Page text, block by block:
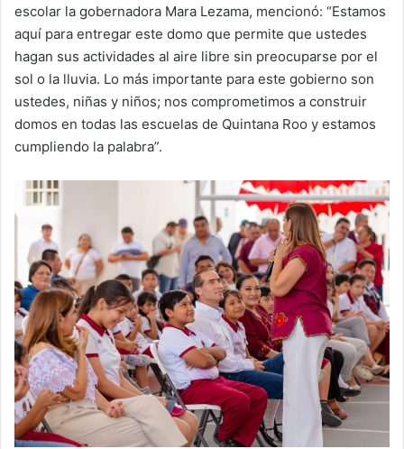
escolar la gobernadora Mara Lezama, mencionó: “Estamos
aquí para entregar este domo que permite que ustedes
hagan sus actividades al aire libre sin preocuparse por el
sol o la lluvia. Lo más importante para este gobierno son
ustedes, niñas y niños; nos comprometimos a construir
domos en todas las escuelas de Quintana Roo y estamos
cumpliendo la palabra”.